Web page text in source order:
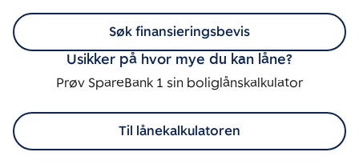
Søk finansieringsbevis
Usikker på hvor mye du kan låne?
Prøv SpareBank 1 sin boliglånskalkulator
Til lånekalkulatoren